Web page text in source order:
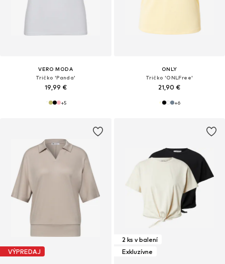
VERO MODA
Tričko 'Panda'
19,99 €
+5
ONLY
Tričko 'ONLFree'
21,90 €
+6
VÝPREDAJ
2 ks v balení
Exkluzívne